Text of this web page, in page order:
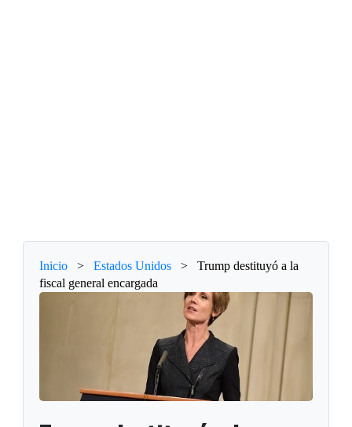
Inicio > Estados Unidos >
Trump destituyó a la
fiscal general encargada